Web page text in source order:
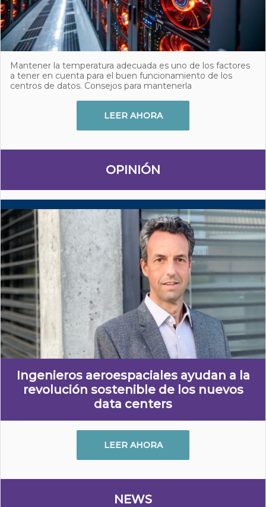
Mantener la temperatura adecuada es uno de los factores
a tener en cuenta para el buen funcionamiento de los
centros de datos. Consejos para mantenerla
LEER AHORA
OPINIÓN
Ingenieros aeroespaciales ayudan a la
revolución sostenible de los nuevos
data centers
LEER AHORA
NEWS